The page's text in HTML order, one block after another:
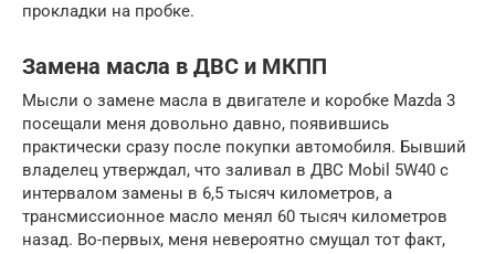
прокладки на пробке.
Замена масла в ДВС и МКПП
Мысли о замене масла в двигателе и коробке Mazda 3
посещали меня довольно давно, появившись
практически сразу после покупки автомобиля. Бывший
владелец утверждал, что заливал в ДВС Mobil 5W40 с
интервалом замены в 6,5 тысяч километров, а
трансмиссионное масло менял 60 тысяч километров
назад. Во-первых, меня невероятно смущал тот факт,